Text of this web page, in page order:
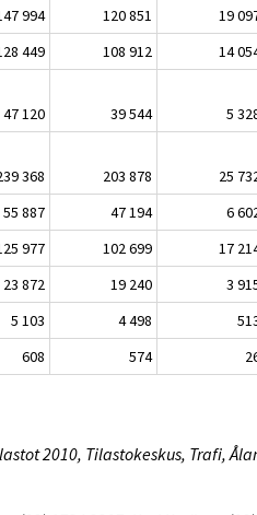
994 120 851 19
449 108 912 14
47 120 39 544 5
368 203 878 25
55 887 47 194 6
977 102 699 17
23 872 19 240 3
5 103 4 498
608 574
2010, Tilastokeskus, Trafi,